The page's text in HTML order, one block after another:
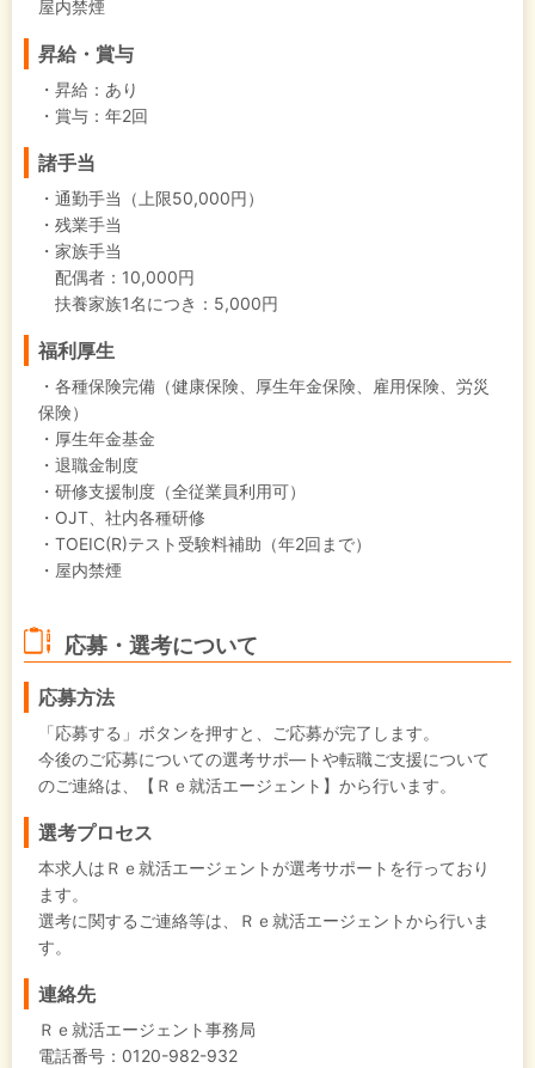
屋内禁煙
昇給・賞与
・昇給：あり
・賞与：年2回
諸手当
・通勤手当（上限50,000円）
・残業手当
・家族手当
配偶者：10,000円
扶養家族1名につき：5,000円
福利厚生
・各種保険完備（健康保険、厚生年金保険、雇用保険、労災
保険）
・厚生年金基金
・退職金制度
・研修支援制度（全従業員利用可）
・OJT、社内各種研修
・TOEIC(R)テスト受験料補助（年2回まで）
・屋内禁煙
応募・選考について
応募方法
「応募する」ボタンを押すと、ご応募が完了します。
今後のご応募についての選考サポ―トや転職ご支援について
のご連絡は、【Ｒｅ就活エージェント】から行います。
選考プロセス
本求人はＲｅ就活エージェントが選考サポートを行っており
ます。
選考に関するご連絡等は、Ｒｅ就活エージェントから行いま
す。
連絡先
Ｒｅ就活エージェント事務局
電話番号：0120-982-932